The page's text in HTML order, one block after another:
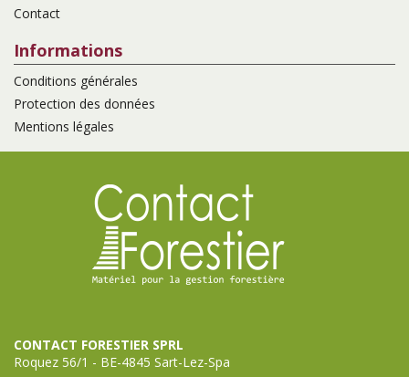
Contact
Informations
Conditions générales
Protection des données
Mentions légales
CONTACT FORESTIER SPRL
Roquez 56/1 - BE-4845 Sart-Lez-Spa